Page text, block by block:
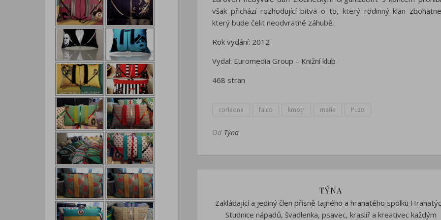
však přichází rozhodující bitva o to, který rodinný klan
který bude čelit neodvratné záhubě.
Rok vydání: 2012
Vydal: Euromedia Group – Knižní klub
468 stran
corleone falco kmotr mafie Puzo
Od Týna
TÝNA
Zakládající a jediný člen přísně tajného a hranatého spolku
Studnice nápadů, švadlenka, psavec, kraslíř a kreativec každým